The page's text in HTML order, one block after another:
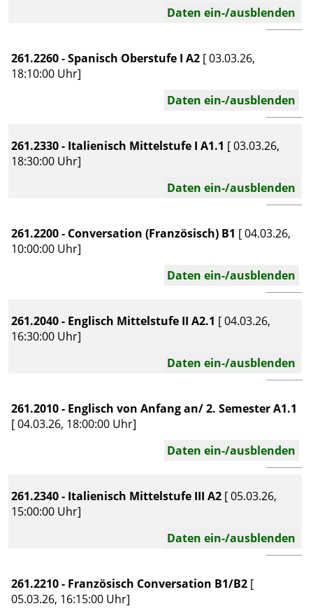
Daten ein-/ausblenden
261.2260 - Spanisch Oberstufe I A2[ 03.03.26,
18:10:00 Uhr]
Daten ein-/ausblenden
261.2330 - Italienisch Mittelstufe I A1.1 [ 03.03.26,
18:30:00 Uhr]
Daten ein-/ausblenden
261.2200 - Conversation (Französisch) B1 [ 04.03.26,
10:00:00 Uhr]
Daten ein-/ausblenden
261.2040 - Englisch Mittelstufe II A2.1 [ 04.03.26,
16:30:00 Uhr]
Daten ein-/ausblenden
261.2010 - Englisch von Anfang an/ 2. Semester A1.1
[ 04.03.26, 18:00:00 Uhr]
Daten ein-/ausblenden
261.2340 - Italienisch Mittelstufe III A2[ 05.03.26,
15:00:00 Uhr]
Daten ein-/ausblenden
261.2210 - Französisch Conversation B1/B2[
05.03.26, 16:15:00 Uhr]